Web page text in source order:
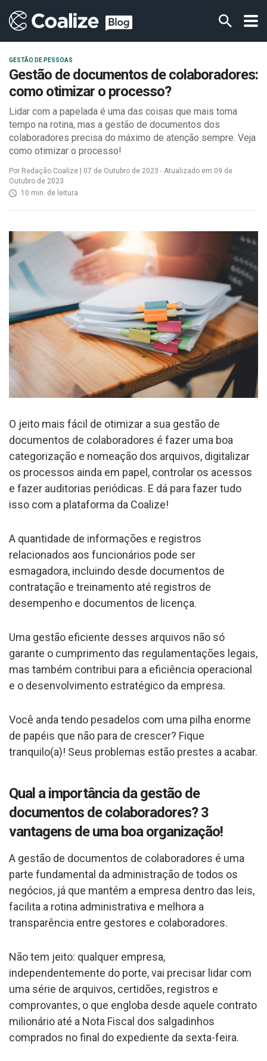
GESTÃO DE PESSOAS
Gestão de documentos de colaboradores:
como otimizar o processo?
Lidar com a papelada é uma das coisas que mais toma
tempo na rotina, mas a gestão de documentos dos
colaboradores precisa do máximo de atenção sempre. Veja
como otimizar o processo!
Por Redação Coalize | 07 de Outubro de 2023 - Atualizado em 09 de
Outubro de 2023
10 min. de leitura
O jeito mais fácil de otimizar a sua gestão de
documentos de colaboradores é fazer uma boa
categorização e nomeação dos arquivos, digitalizar
os processos ainda em papel, controlar os acessos
e fazer auditorias periódicas. E dá para fazer tudo
isso com a plataforma da Coalize!
A quantidade de informações e registros
relacionados aos funcionários pode ser
esmagadora, incluindo desde documentos de
contratação e treinamento até registros de
desempenho e documentos de licença.
Uma gestão eficiente desses arquivos não só
garante o cumprimento das regulamentações legais,
mas também contribui para a eficiência operacional
e o desenvolvimento estratégico da empresa.
Você anda tendo pesadelos com uma pilha enorme
de papéis que não para de crescer? Fique
tranquilo(a)! Seus problemas estão prestes a acabar.
Qual a importância da gestão de
documentos de colaboradores? 3
vantagens de uma boa organização!
A gestão de documentos de colaboradores é uma
parte fundamental da administração de todos os
negócios, já que mantém a empresa dentro das leis,
facilita a rotina administrativa e melhora a
transparência entre gestores e colaboradores.
Não tem jeito: qualquer empresa,
independentemente do porte, vai precisar lidar com
uma série de arquivos, certidões, registros e
comprovantes, o que engloba desde aquele contrato
milionário até a Nota Fiscal dos salgadinhos
comprados no final do expediente da sexta-feira.